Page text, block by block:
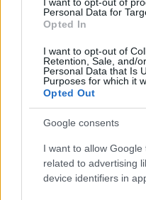
Personal Data for
Opted In
I want to opt-out of
Retention, Sale, and/
Personal Data that Is
Purposes for which it
Opted Out
Google consents
I want to allow
related to advertising
device identifiers in